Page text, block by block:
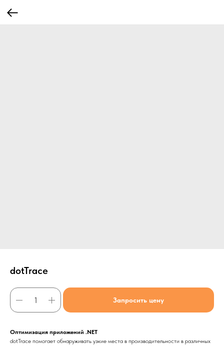
dotTrace
Запросить цену
Оптимизация приложений .NET
dotTrace помогает обнаруживать узкие места в производительности в различных